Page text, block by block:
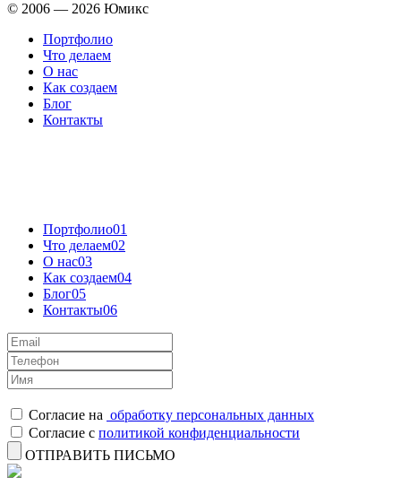
© 2006 — 2026 Юмикс
Портфолио
Что делаем
О нас
Как создаем
Блог
Контакты
Портфолио01
Что делаем02
О нас03
Как создаем04
Блог05
Контакты06
Согласие на обработку персональных данных
Согласие с политикой конфиденциальности
ОТПРАВИТЬ ПИСЬМО